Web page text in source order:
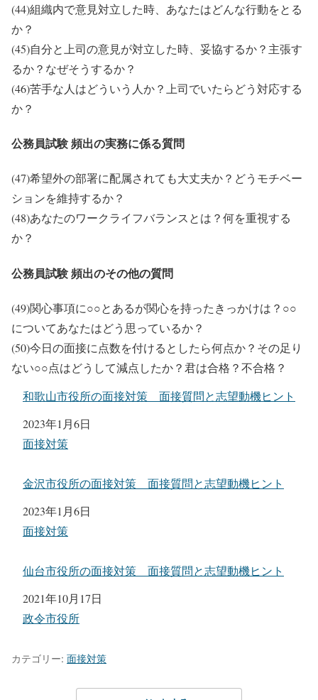
(44)組織内で意見対立した時、あなたはどんな行動をとる
か？
(45)自分と上司の意見が対立した時、妥協するか？主張す
るか？なぜそうするか？
(46)苦手な人はどういう人か？上司でいたらどう対応する
か？
公務員試験 頻出の実務に係る質問
(47)希望外の部署に配属されても大丈夫か？どうモチベー
ションを維持するか？
(48)あなたのワークライフバランスとは？何を重視する
か？
公務員試験 頻出のその他の質問
(49)関心事項に○○とあるが関心を持ったきっかけは？○○
についてあなたはどう思っているか？
(50)今日の面接に点数を付けるとしたら何点か？その足り
ない○○点はどうして減点したか？君は合格？不合格？
和歌山市役所の面接対策 面接質問と志望動機ヒント
日付
2023年1月6日
関連理由
面接対策
金沢市役所の面接対策 面接質問と志望動機ヒント
日付
2023年1月6日
関連理由
面接対策
仙台市役所の面接対策 面接質問と志望動機ヒント
日付
2021年10月17日
関連理由
政令市役所
カテゴリー: 面接対策